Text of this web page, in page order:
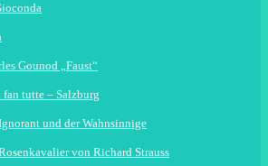
Gounod „Faust“
fan tutte – Salzburg
und der Wahnsinnige
von Richard Strauss